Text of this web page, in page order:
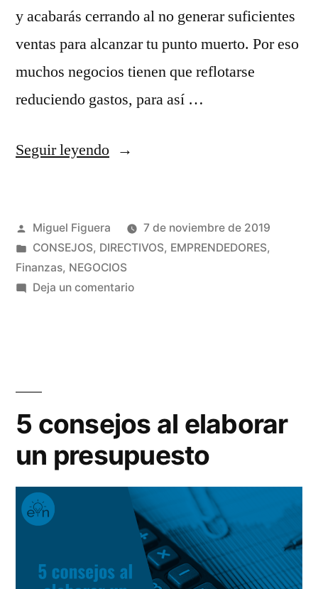
y acabarás cerrando al no generar suficientes
ventas para alcanzar tu punto muerto. Por eso
muchos negocios tienen que reflotarse
reduciendo gastos, para así …
Seguir leyendo«5
alcanzar
tu
punto
Publicado
por
Miguel Figuera
7 de noviembre de 2019
Publicado
en
CONSEJOS, DIRECTIVOS, EMPRENDEDORES,
Finanzas, NEGOCIOS
Deja un comentarioen
muerto
5 consejos al elaborar
un presupuesto